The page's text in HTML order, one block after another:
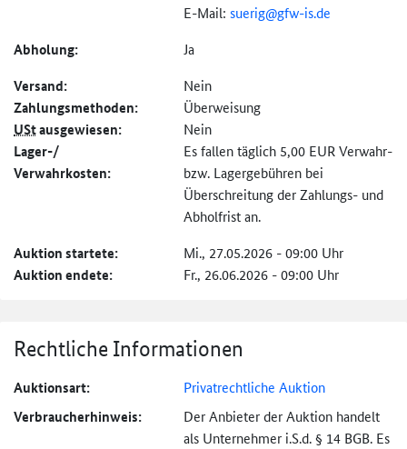
E-Mail: suerig@gfw-is.de
Abholung: Ja
Versand: Nein
Zahlungs­methoden: Überweisung
UStausgewiesen: Nein
Lager-/
Verwahrkosten:
Es fallen täglich 5,00 EUR Verwahr-
bzw. Lagergebühren bei
Überschreitung der Zahlungs- und
Abholfrist an.
Auktion startete: Mi., 27.05.2026 - 09:00 Uhr
Auktion endete: Fr., 26.06.2026 - 09:00 Uhr
Rechtliche Informationen
Auktionsart: Privatrechtliche Auktion
Verbraucher­hinweis:
Der Anbieter der Auktion handelt
als Unternehmer i.S.d. § 14 BGB. Es